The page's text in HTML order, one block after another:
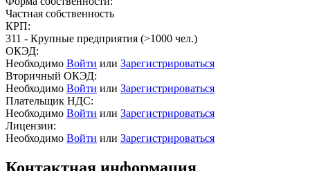
Частная собственность
КРП:
311 - Крупные предприятия (>1000 чел.)
ОКЭД:
Необходимо Войти или Зарегистрироваться
Вторичный ОКЭД:
Необходимо Войти или Зарегистрироваться
Плательщик НДС:
Необходимо Войти или Зарегистрироваться
Лицензии:
Необходимо Войти или Зарегистрироваться